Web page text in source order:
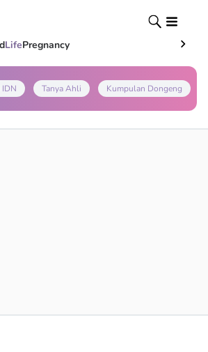
LifePregnancy
Tanya Ahli Kumpulan Dongeng